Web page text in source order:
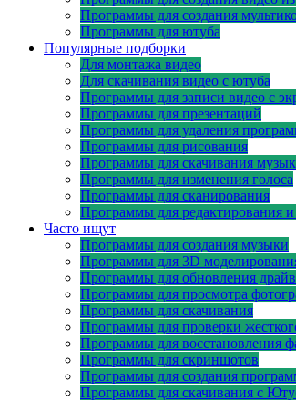
Программы для создания
Программы для ютуба
Популярные подборки
Для монтажа видео
Для скачивания видео с ютуба
Программы для записи видео с
Программы для презентаций
Программы для удаления
Программы для рисования
Программы для скачивания
Программы для изменения голоса
Программы для сканирования
Программы для редактирования
Часто ищут
Программы для создания музыки
Программы для 3D
Программы для обновления
Программы для просмотра
Программы для скачивания
Программы для проверки
Программы для восстановления
Программы для скриншотов
Программы для создания
Программы для скачивания с